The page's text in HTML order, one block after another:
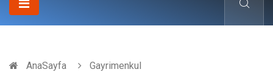
AnaSayfa
Gayrimenkul